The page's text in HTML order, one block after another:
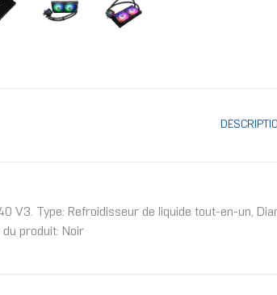
V3. Type: Refroidisseur de liquide tout-en-un,
du produit: Noir